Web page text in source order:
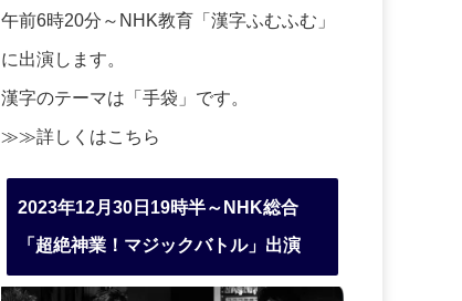
午前6時20分～NHK教育「漢字ふむふむ」
に出演します。
漢字のテーマは「手袋」です。
≫≫詳しくはこちら
2023年12月30日19時半～NHK総合
「超絶神業！マジックバトル」出演